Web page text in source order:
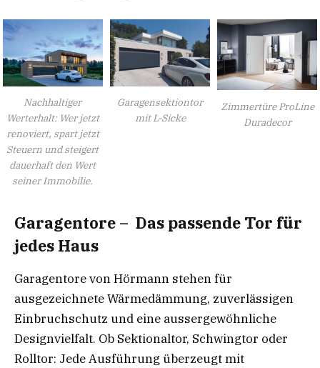
Nachhaltiger
Werterhalt: Wer jetzt
renoviert, spart jetzt
Steuern und steigert
dauerhaft den Wert
seiner Immobilie.
Garagensektiontor
mit L-Sicke
Zimmertüre ProLine
Duradecor
Garagentore – Das passende Tor für
jedes Haus
Garagentore von Hörmann stehen für
ausgezeichnete Wärmedämmung, zuverlässigen
Einbruchschutz und eine aussergewöhnliche
Designvielfalt. Ob Sektionaltor, Schwingtor oder
Rolltor: Jede Ausführung überzeugt mit